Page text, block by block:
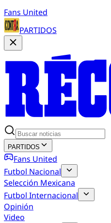
Fans United
PARTIDOS
PARTIDOS
Fans United
Futbol Nacional
Selección Mexicana
Futbol Internacional
Opinión
Video